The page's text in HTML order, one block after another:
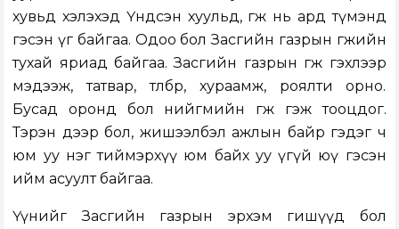
хувьд хэлэхэд Үндсэн хуульд, өгөөж нь ард түмэнд
гэсэн үг байгаа. Одоо бол Засгийн газрын өгөөжийн
тухай яриад байгаа. Засгийн газрын өгөөж гэхлээр
мэдээж, татвар, төлбөр, хураамж, роялти орно.
Бусад оронд бол нийгмийн өгөөж гэж тооцдог.
Тэрэн дээр бол, жишээлбэл ажлын байр гэдэг ч
юм уу нэг тиймэрхүү юм байх уу үгүй юү гэсэн
ийм асуулт байгаа.
Үүнийг Засгийн газрын эрхэм гишүүд бол